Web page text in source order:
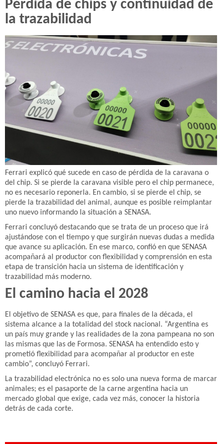
Pérdida de chips y continuidad de
la trazabilidad
Ferrari explicó qué sucede en caso de pérdida de la caravana o
del chip. Si se pierde la caravana visible pero el chip permanece,
no es necesario reponerla. En cambio, si se pierde el chip, se
pierde la trazabilidad del animal, aunque es posible reimplantar
uno nuevo informando la situación a SENASA.
Ferrari concluyó destacando que se trata de un proceso que irá
ajustándose con el tiempo y que surgirán nuevas dudas a medida
que avance su aplicación. En ese marco, confió en que SENASA
acompañará al productor con flexibilidad y comprensión en esta
etapa de transición hacia un sistema de identificación y
trazabilidad más moderno.
El camino hacia el 2028
El objetivo de SENASA es que, para finales de la década, el
sistema alcance a la totalidad del stock nacional. “Argentina es
un país muy grande y las realidades de la zona pampeana no son
las mismas que las de Formosa. SENASA ha entendido esto y
prometió flexibilidad para acompañar al productor en este
cambio”, concluyó Ferrari.
La trazabilidad electrónica no es solo una nueva forma de marcar
animales; es el pasaporte de la carne argentina hacia un
mercado global que exige, cada vez más, conocer la historia
detrás de cada corte.